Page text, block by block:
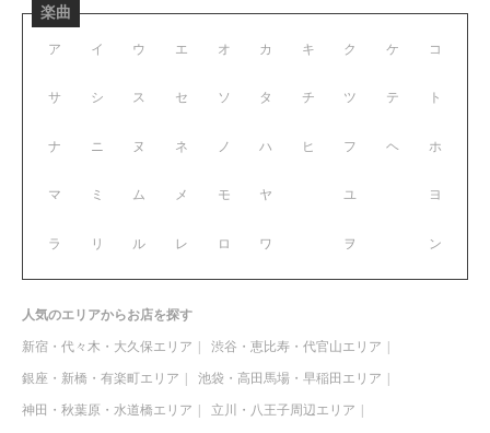
楽曲
ア イ ウ エ オ
サ シ ス セ ソ
ナ ニ ヌ ネ ノ
マ ミ ム メ モ
ラ リ ル レ ロ
カ キ ク ケ コ
タ チ ツ テ ト
ハ ヒ フ ヘ ホ
ヤ ユ ヨ
ワ ヲ ン
人気のエリアからお店を探す
新宿・代々木・大久保エリア 渋谷・恵比寿・代官山エリア
銀座・新橋・有楽町エリア 池袋・高田馬場・早稲田エリア
神田・秋葉原・水道橋エリア 立川・八王子周辺エリア